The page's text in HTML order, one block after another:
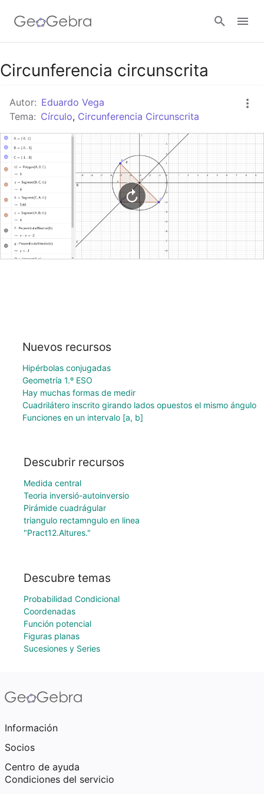
Google Classroom
GeoGebra Classroom
Circunferencia circunscrita
Autor: Eduardo Vega
Tema: Círculo, Circunferencia Circunscrita
Nuevos recursos
Hipérbolas conjugadas
Geometría 1.º ESO
Hay muchas formas de medir
Cuadrilátero inscrito girando lados opuestos el mismo ángulo
Funciones en un intervalo [a, b]
Descubrir recursos
Medida central
Teoria inversió-autoinversio
Pirámide cuadrágular
triangulo rectamngulo en linea
"Pract12.Altures."
Descubre temas
Probabilidad Condicional
Coordenadas
Función potencial
Figuras planas
Sucesiones y Series
Información
Socios
Centro de ayuda
Condiciones del servicio